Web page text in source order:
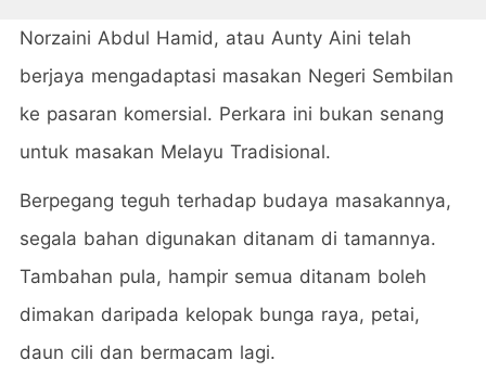
Norzaini Abdul Hamid, atau Aunty Aini telah
berjaya mengadaptasi masakan Negeri Sembilan
ke pasaran komersial. Perkara ini bukan senang
untuk masakan Melayu Tradisional.
Berpegang teguh terhadap budaya masakannya,
segala bahan digunakan ditanam di tamannya.
Tambahan pula, hampir semua ditanam boleh
dimakan daripada kelopak bunga raya, petai,
daun cili dan bermacam lagi.